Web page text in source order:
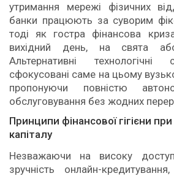
утримання мережі фізичних
банки працюють за суворим
тоді як гостра фінансова
вихідний день, на свята
Альтернативні технологічні
сфокусовані саме на цьому
пропонуючи повністю
обслуговування без жодних
Принципи фінансової гігієни
капіталу
Незважаючи на високу
зручність онлайн-